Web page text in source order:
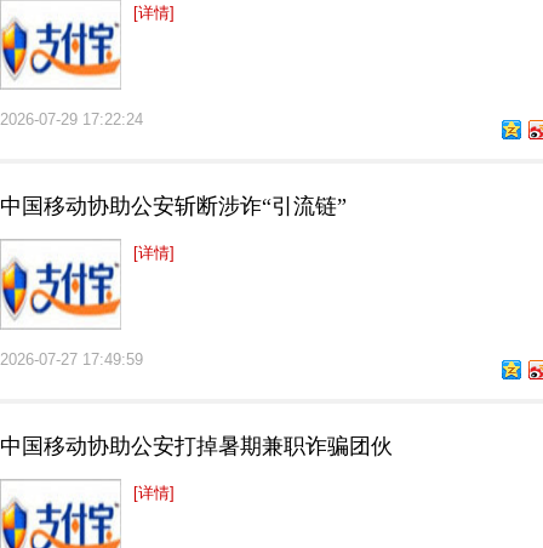
[详情]
2026-07-29 17:22:24
中国移动协助公安斩断涉诈“引流链”
[详情]
2026-07-27 17:49:59
中国移动协助公安打掉暑期兼职诈骗团伙
[详情]